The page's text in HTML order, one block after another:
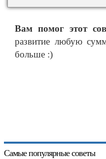
Вам помог этот
развитие любую
больше :)
Самые популярные советы